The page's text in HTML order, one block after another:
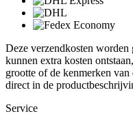
Deze verzendkosten
kunnen extra kosten
grootte of de kenmerken
direct in de
Service